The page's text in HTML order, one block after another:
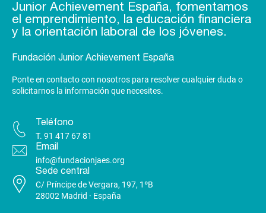
Junior Achievement España, fomentamos
el emprendimiento, la educación financiera
y la orientación laboral de los jóvenes.
Fundación Junior Achievement España
Ponte en contacto con nosotros para resolver cualquier duda o
solicitarnos la información que necesites.
Teléfono
T. 91 417 67 81
Email
info@fundacionjaes.org
Sede central
C/ Príncipe de Vergara, 197, 1ºB
28002 Madrid · España